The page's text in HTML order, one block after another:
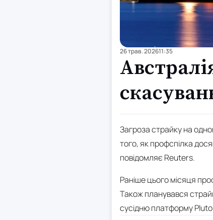
26 трав. 202611:35
Загроза страйку на
того, як профспілка
повідомляє Reuters.
Раніше цього місяця
Також планувався
сусідню платформу Pluto